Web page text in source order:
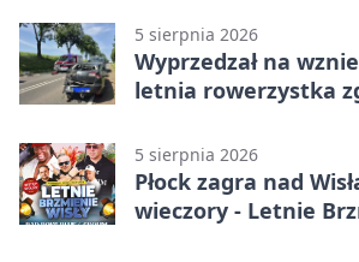
5 sierpnia 2026
Wyprzedzał na
letnia rowerzystka
5 sierpnia 2026
Płock zagra nad
wieczory - Letnie